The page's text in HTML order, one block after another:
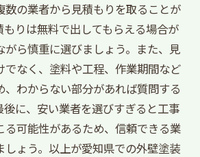
数の業者から見積もりを取ることが
もりは無料で出してもらえる場合が
がら慎重に選びましょう。また、見
でなく、塗料や工程、作業期間など
、わからない部分があれば質問する
後に、安い業者を選びすぎると工事
る可能性があるため、信頼できる業
しょう。以上が愛知県での外壁塗装